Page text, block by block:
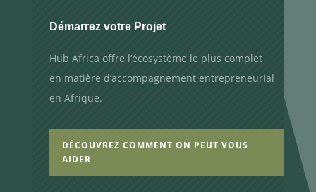
Démarrez votre Projet
Hub Africa offre l’écosystème le plus complet
en matière d’accompagnement entrepreneurial
en Afrique.
DÉCOUVREZ COMMENT ON PEUT VOUS
AIDER